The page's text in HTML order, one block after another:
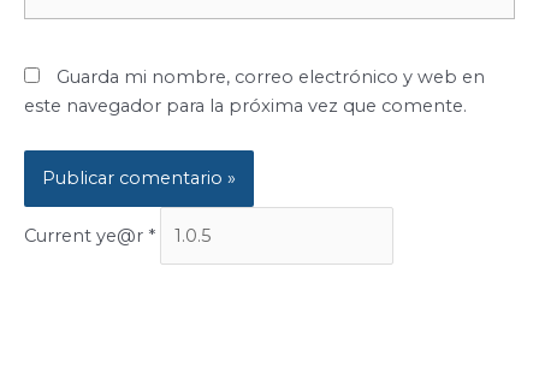
Guarda mi nombre, correo electrónico y web en
este navegador para la próxima vez que comente.
Current ye@r *